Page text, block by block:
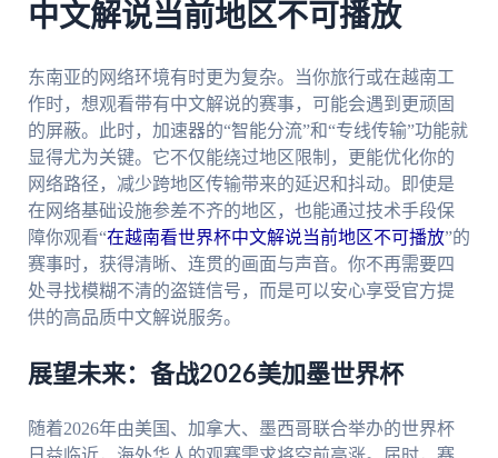
中文解说当前地区不可播放
东南亚的网络环境有时更为复杂。当你旅行或在越南工
作时，想观看带有中文解说的赛事，可能会遇到更顽固
的屏蔽。此时，加速器的“智能分流”和“专线传输”功能就
显得尤为关键。它不仅能绕过地区限制，更能优化你的
网络路径，减少跨地区传输带来的延迟和抖动。即使是
在网络基础设施参差不齐的地区，也能通过技术手段保
障你观看“在越南看世界杯中文解说当前地区不可播放”的
赛事时，获得清晰、连贯的画面与声音。你不再需要四
处寻找模糊不清的盗链信号，而是可以安心享受官方提
供的高品质中文解说服务。
展望未来：备战2026美加墨世界杯
随着2026年由美国、加拿大、墨西哥联合举办的世界杯